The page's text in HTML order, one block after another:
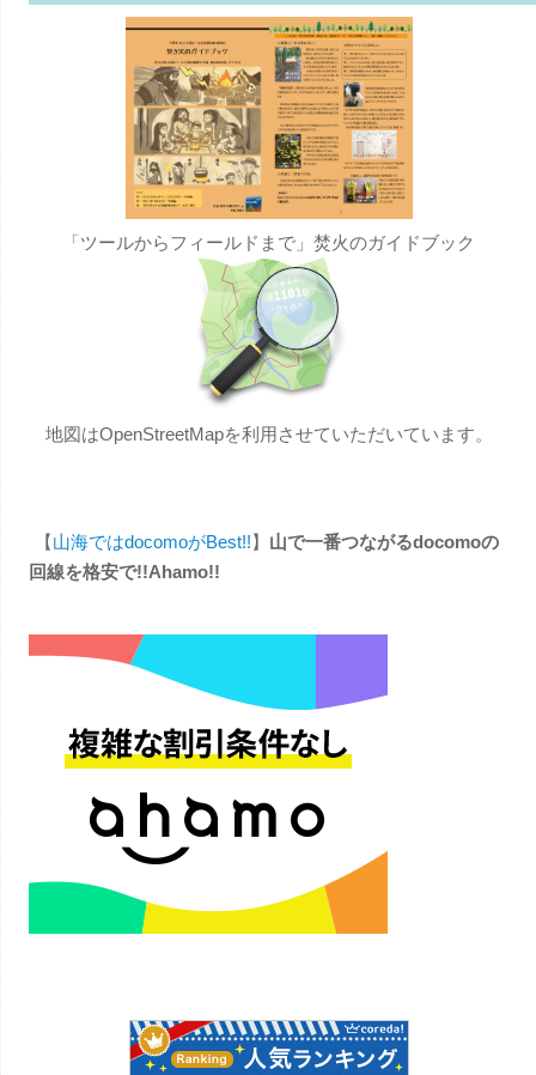
「ツールからフィールドまで」焚火のガイドブック
地図はOpenStreetMapを利用させていただいています。
【山海ではdocomoがBest!!】 山で一番つながるdocomoの
回線を格安で!!Ahamo!!